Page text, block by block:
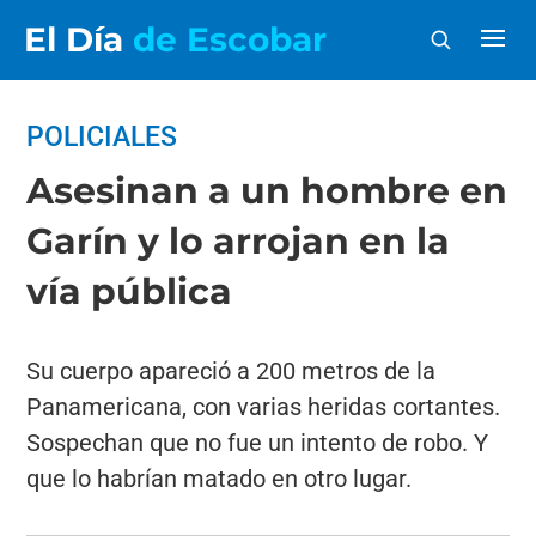
El Día de Escobar
POLICIALES
Asesinan a un hombre en
Garín y lo arrojan en la
vía pública
Su cuerpo apareció a 200 metros de la
Panamericana, con varias heridas cortantes.
Sospechan que no fue un intento de robo. Y
que lo habrían matado en otro lugar.